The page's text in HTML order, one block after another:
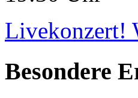
Livekonzert!
Besondere